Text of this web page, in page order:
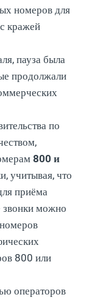
номеров для
кражей
пауза была
продолжали
по
800 и
учитывая, что
приёма
звонки можно
800 или
операторов